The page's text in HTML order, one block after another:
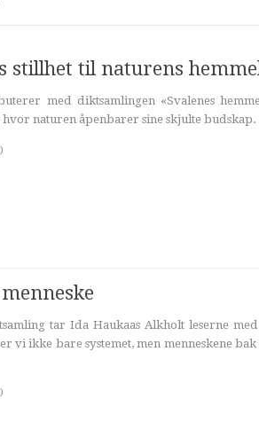
stillhet til naturens
med diktsamlingen «Svalenes
hvor naturen åpenbarer sine skjulte budskap.
tar Ida Haukaas Alkholt leserne
vi ikke bare systemet, men menneskene